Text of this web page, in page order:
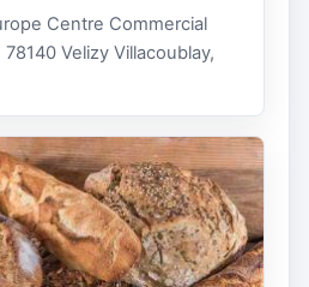
Centre Commercial
Velizy Villacoublay,